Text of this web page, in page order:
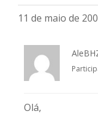
11 de maio de
Olá,